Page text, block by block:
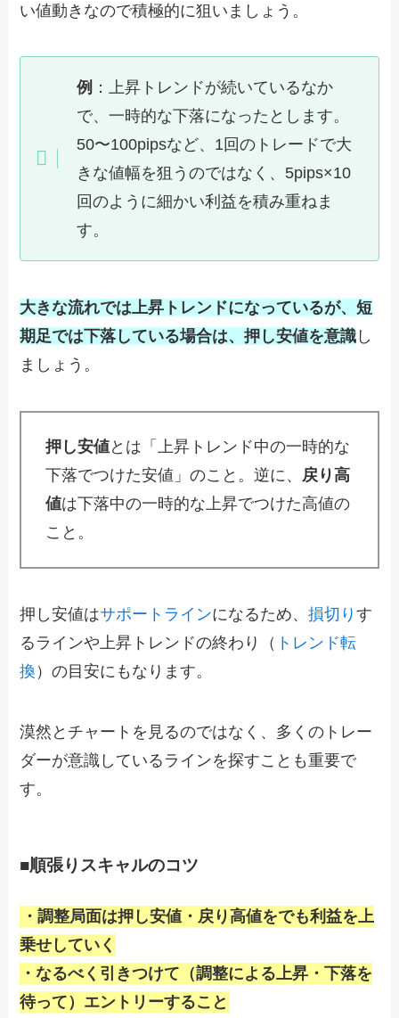
い値動きなので積極的に狙いましょう。
例 ：上昇トレンドが続いているなか
で、一時的な下落になったとします。
50〜100pipsなど、1回のトレードで大
きな値幅を狙うのではなく、5pips×10
回のように細かい利益を積み重ねま
す。
大きな流れでは上昇トレンドになっているが、短
期足では下落している場合は、押し安値を意識 し
ましょう。
押し安値とは「上昇トレンド中の一時的な
下落でつけた安値」のこと。逆に、 戻り高
値は下落中の一時的な上昇でつけた高値の
こと。
押し安値はサポートラインになるため、損切りす
るラインや上昇トレンドの終わり（ トレンド転
換 ）の目安にもなります。
漠然とチャートを見るのではなく、多くのトレー
ダーが意識しているラインを探すことも重要で
す。
■順張りスキャルのコツ
・調整局面は押し安値・戻り高値をでも利益を上
乗せしていく
・なるべく引きつけて（調整による上昇・下落を
待って）エントリーすること